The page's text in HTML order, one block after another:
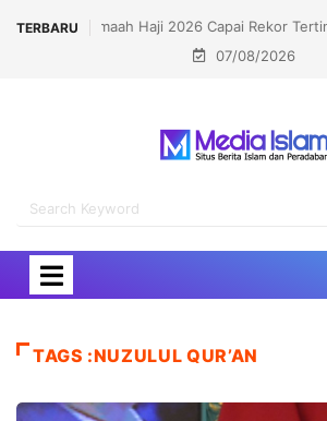
TERBARU
Infokom MUI DKI: Sesat Map
Sesat Digital
07/08/2026
TAGS :NUZULUL QUR’AN